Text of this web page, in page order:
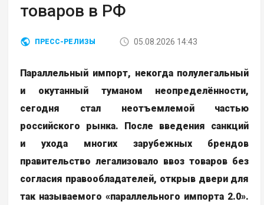
товаров в РФ
ПРЕСС-РЕЛИЗЫ 05.08.2026 14:43
Параллельный импорт, некогда полулегальный
и окутанный туманом неопределённости,
сегодня стал неотъемлемой частью
российского рынка. После введения санкций
и ухода многих зарубежных брендов
правительство легализовало ввоз товаров без
согласия правообладателей, открыв двери для
так называемого «параллельного импорта 2.0».